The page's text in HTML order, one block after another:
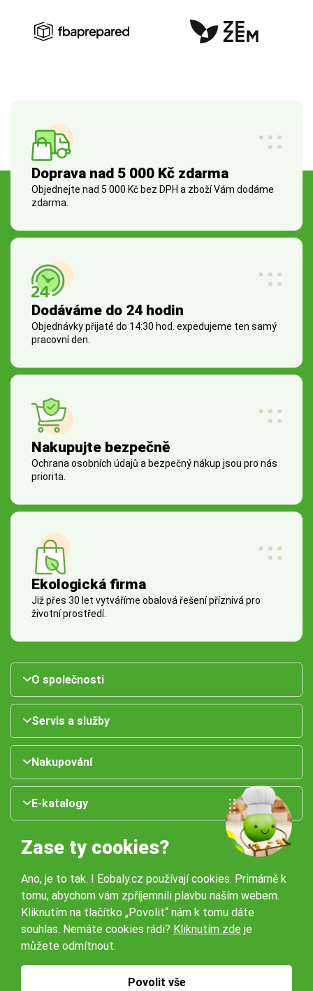
Doprava nad 5 000 Kč zdarma
Objednejte nad 5 000 Kč bez DPH a zboží Vám dodáme
zdarma.
Dodáváme do 24 hodin
Objednávky přijaté do 14:30 hod. expedujeme ten samý
pracovní den.
Nakupujte bezpečně
Ochrana osobních údajů a bezpečný nákup jsou pro nás
priorita.
Ekologická firma
Již přes 30 let vytváříme obalová řešení příznivá pro
životní prostředí.
O společnosti
Servis a služby
Nakupování
E-katalogy
Naše pobočky:
Obchodní podmínky
Zase ty cookies?
Ano, je to tak. I Eobaly.cz používají cookies. Primárně k
tomu, abychom vám zpříjemnili plavbu naším webem.
Kliknutím na tlačítko „Povolit“ nám k tomu dáte
souhlas. Nemáte cookies rádi? Kliknutím zde je
můžete odmítnout.
Povolit vše